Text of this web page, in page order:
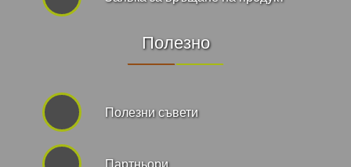
Полезно
Полезни съвети
Партньори